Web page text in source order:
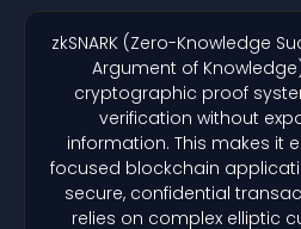
zkSNARK (Zero-Knowledge
Argument of
cryptographic proof
verification without
information. This makes it
focused blockchain
secure, confidential
relies on complex elliptic